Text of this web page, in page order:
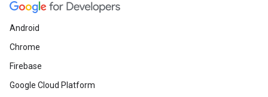
Android
Chrome
Firebase
Google Cloud Platform